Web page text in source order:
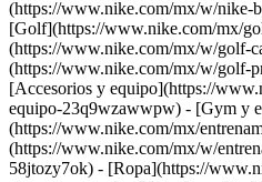
(https://www.nike.com/mx/w/nike-
[Golf](https://www.nike.com/mx/
(https://www.nike.com/mx/w/golf-
(https://www.nike.com/mx/w/golf-
[Accesorios y equipo](https://
equipo-23q9wzawwpw) - [Gym y
(https://www.nike.com/mx/
(https://www.nike.com/mx/w/
58jtozy7ok) - [Ropa](https://